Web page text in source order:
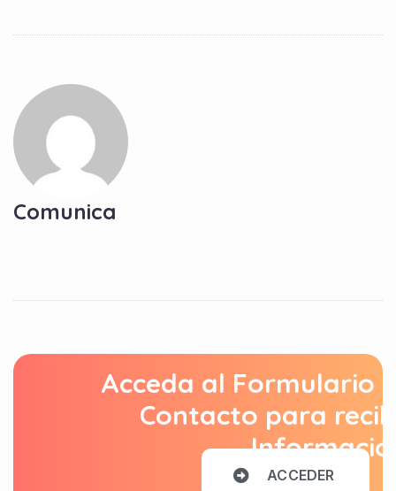
Comunica
Acceda al Formulario
Contacto para
ACCEDER